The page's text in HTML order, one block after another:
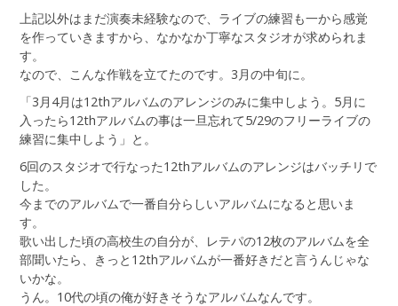
上記以外はまだ演奏未経験なので、ライブの練習も一から感覚
を作っていきますから、なかなか丁寧なスタジオが求められま
す。
なので、こんな作戦を立てたのです。3月の中旬に。
「3月4月は12thアルバムのアレンジのみに集中しよう。5月に
入ったら12thアルバムの事は一旦忘れて5/29のフリーライブの
練習に集中しよう」と。
6回のスタジオで行なった12thアルバムのアレンジはバッチリで
した。
今までのアルバムで一番自分らしいアルバムになると思いま
す。
歌い出した頃の高校生の自分が、レテパの12枚のアルバムを全
部聞いたら、きっと12thアルバムが一番好きだと言うんじゃな
いかな。
うん。10代の頃の俺が好きそうなアルバムなんです。